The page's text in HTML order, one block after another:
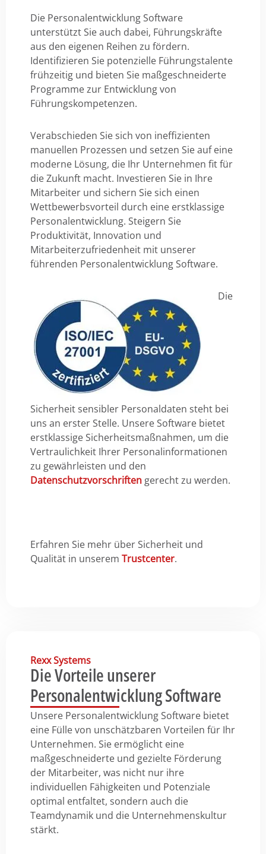
Die Personalentwicklung Software
unterstützt Sie auch dabei, Führungskräfte
aus den eigenen Reihen zu fördern.
Identifizieren Sie potenzielle Führungstalente
frühzeitig und bieten Sie maßgeschneiderte
Programme zur Entwicklung von
Führungskompetenzen.
Verabschieden Sie sich von ineffizienten
manuellen Prozessen und setzen Sie auf eine
moderne Lösung, die Ihr Unternehmen fit für
die Zukunft macht. Investieren Sie in Ihre
Mitarbeiter und sichern Sie sich einen
Wettbewerbsvorteil durch eine erstklassige
Personalentwicklung. Steigern Sie
Produktivität, Innovation und
Mitarbeiterzufriedenheit mit unserer
führenden Personalentwicklung Software.
Die
Sicherheit sensibler Personaldaten steht bei
uns an erster Stelle. Unsere Software bietet
erstklassige Sicherheitsmaßnahmen, um die
Vertraulichkeit Ihrer Personalinformationen
zu gewährleisten und den
Datenschutzvorschriften gerecht zu werden.
Erfahren Sie mehr über Sicherheit und
Qualität in unseremTrustcenter.
Rexx Systems
Die Vorteile unserer
Personalentwicklung Software
Unsere Personalentwicklung Software bietet
eine Fülle von unschätzbaren Vorteilen für Ihr
Unternehmen. Sie ermöglicht eine
maßgeschneiderte und gezielte Förderung
der Mitarbeiter, was nicht nur ihre
individuellen Fähigkeiten und Potenziale
optimal entfaltet, sondern auch die
Teamdynamik und die Unternehmenskultur
stärkt.